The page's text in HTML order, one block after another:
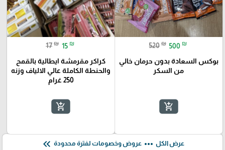
520 ₪ 500 ₪
بوكس السعادة بدون حرمان خالي
من السكر
add_shopping_cart
17 ₪ 15 ₪
كراكر مقرمشة ايطالية بالقمح
والحنطة الكاملة عالي الالياف وزنه
250 غرام
add_shopping_cart
عرض الكل more_horiz عروض وخصومات لفترة محدودة keyboard_double_arrow_left